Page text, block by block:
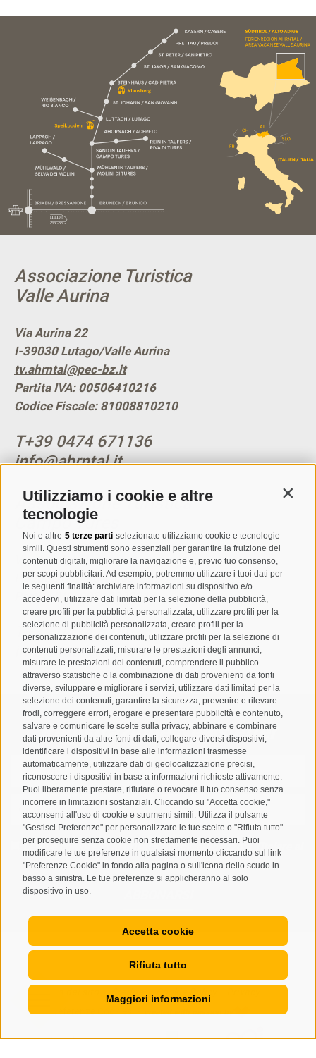
Utilizziamo i cookie e altre
tecnologie
Noi e altre 5 terze parti selezionate utilizziamo cookie e tecnologie
simili. Questi strumenti sono essenziali per garantire la fruizione dei
contenuti digitali, migliorare la navigazione e, previo tuo consenso,
per scopi pubblicitari. Ad esempio, potremmo utilizzare i tuoi dati per
le seguenti finalità: archiviare informazioni su dispositivo e/o
accedervi, utilizzare dati limitati per la selezione della pubblicità,
creare profili per la pubblicità personalizzata, utilizzare profili per la
selezione di pubblicità personalizzata, creare profili per la
personalizzazione dei contenuti, utilizzare profili per la selezione di
contenuti personalizzati, misurare le prestazioni degli annunci,
misurare le prestazioni dei contenuti, comprendere il pubblico
attraverso statistiche o la combinazione di dati provenienti da fonti
diverse, sviluppare e migliorare i servizi, utilizzare dati limitati per la
selezione dei contenuti, garantire la sicurezza, prevenire e rilevare
frodi, correggere errori, erogare e presentare pubblicità e contenuto,
salvare e comunicare le scelte sulla privacy, abbinare e combinare
dati provenienti da altre fonti di dati, collegare diversi dispositivi,
identificare i dispositivi in base alle informazioni trasmesse
automaticamente, utilizzare dati di geolocalizzazione precisi,
riconoscere i dispositivi in base a informazioni richieste attivamente.
Puoi liberamente prestare, rifiutare o revocare il tuo consenso senza
incorrere in limitazioni sostanziali. Cliccando su "Accetta cookie,"
acconsenti all'uso di cookie e strumenti simili. Utilizza il pulsante
"Gestisci Preferenze" per personalizzare le tue scelte o "Rifiuta tutto"
per proseguire senza cookie non strettamente necessari. Puoi
modificare le tue preferenze in qualsiasi momento cliccando sul link
"Preferenze Cookie" in fondo alla pagina o sull'icona dello scudo in
basso a sinistra. Le tue preferenze si applicheranno al solo
dispositivo in uso.
Accetta cookie
Rifiuta tutto
Maggiori informazioni
Associazione Turistica
Valle Aurina
Via Aurina 22
I-39030 Lutago/Valle Aurina
tv.ahrntal@pec-bz.it
Partita IVA: 00506410216
Codice Fiscale: 81008810210
T+39 0474 671136
info@ahrntal.it
Associazione Turistica
Campo Tures
Via Josef Jungmann 8
I-39032 Campo Tures
Partita IVA: 00518320213
T+39 0474 678076
info@taufers.com
Registrazione Newsletter
Letto e compreso laprivacy policy, autorizzo il Titolare al
trattamento dei dati personali
created with passion by